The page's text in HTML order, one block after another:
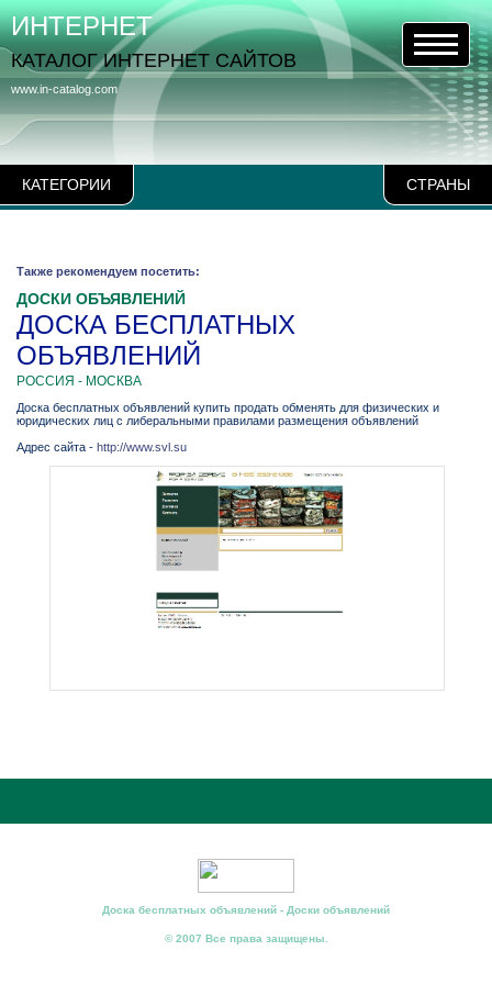
КАТЕГОРИИ СТРАНЫ
www.in-catalog.com
ИНТЕРНЕТ
КАТАЛОГ ИНТЕРНЕТ САЙТОВ
Также рекомендуем посетить:
ДОСКИ ОБЪЯВЛЕНИЙ
ДОСКА БЕСПЛАТНЫХ
ОБЪЯВЛЕНИЙ
РОССИЯ - МОСКВА
Доска бесплатных объявлений купить продать обменять для физических и
юридических лиц с либеральными правилами размещения объявлений
Адрес сайта - http://www.svl.su
Доска бесплатных объявлений - Доски объявлений
© 2007 Все права защищены.